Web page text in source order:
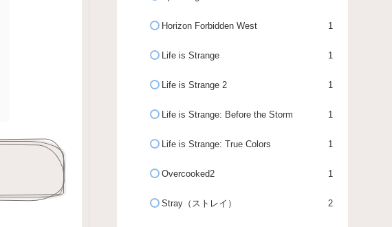
Horizon Forbidden West 1
Life is Strange 1
Life is Strange 2 1
Life is Strange: Before the Storm 1
Life is Strange: True Colors 1
Overcooked2 1
Stray（ストレイ） 2